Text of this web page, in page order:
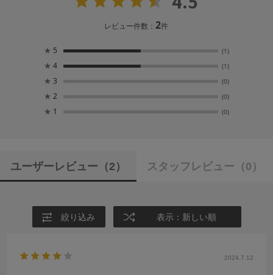
レビュー件数：2件
★ 5 (1)
★ 4 (1)
★ 3 (0)
★ 2 (0)
★ 1 (0)
ユーザーレビュー （2） スタッフレビュー （0）
絞り込み 表示：新しい順
2024.7.12